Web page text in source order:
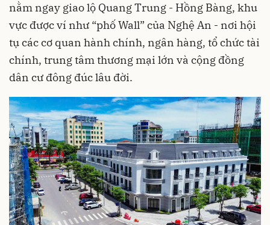
nằm ngay giao lộ Quang Trung - Hồng Bàng, khu
vực được ví như “phố Wall” của Nghệ An - nơi hội
tụ các cơ quan hành chính, ngân hàng, tổ chức tài
chính, trung tâm thương mại lớn và cộng đồng
dân cư đông đúc lâu đời.